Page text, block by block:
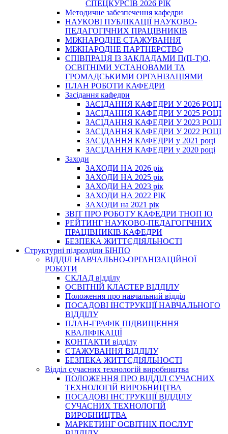
СПЕЦКУРСІВ 2026 РІК
Методичне забезпечення кафедри
НАУКОВІ ПУБЛІКАЦІЇ НАУКОВО-
ПЕДАГОГІЧНИХ ПРАЦІВНИКІВ
МІЖНАРОДНЕ СТАЖУВАННЯ
МІЖНАРОДНЕ ПАРТНЕРСТВО
СПІВПРАЦЯ ІЗ ЗАКЛАДАМИ П(П-Т)О,
ОСВІТНІМИ УСТАНОВАМИ ТА
ГРОМАДСЬКИМИ ОРГАНІЗАЦІЯМИ
ПЛАН РОБОТИ КАФЕДРИ
Засідання кафедри
ЗАСІДАННЯ КАФЕДРИ У 2026 РОЦІ
ЗАСІДАННЯ КАФЕДРИ У 2025 РОЦІ
ЗАСІДАННЯ КАФЕДРИ У 2023 РОЦІ
ЗАСІДАННЯ КАФЕДРИ У 2022 РОЦІ
ЗАСІДАННЯ КАФЕДРИ у 2021 році
ЗАСІДАННЯ КАФЕДРИ у 2020 році
Заходи
ЗАХОДИ НА 2026 рік
ЗАХОДИ НА 2025 рік
ЗАХОДИ НА 2023 рік
ЗАХОДИ НА 2022 РІК
ЗАХОДИ на 2021 рік
3BIT ПРО РОБОТУ КАФЕДРИ ТНОП ІО
РЕЙТИНГ НАУКОВО-ПЕДАГОГІЧНИХ
ПРАЦІВНИКІВ КАФЕДРИ
БЕЗПЕКА ЖИТТЄДІЯЛЬНОСТІ
Структурні підрозділи БІНПО
ВІДДІЛ НАВЧАЛЬНО-ОРГАНІЗАЦІЙНОЇ
РОБОТИ
СКЛАД відділу
ОСВІТНІЙ КЛАСТЕР ВІДДІЛУ
Положення про навчальний вiддiл
ПОСАДОВІ ІНСТРУКЦІЇ НАВЧАЛЬНОГО
ВІДДІЛУ
ПЛАН-ГРАФІК ПІДВИЩЕННЯ
КВАЛІФІКАЦІЇ
КОНТАКТИ відділу
СТАЖУВАННЯ ВІДДІЛУ
БЕЗПЕКА ЖИТТЄДІЯЛЬНОСТІ
Відділ сучасних технологій виробництва
ПОЛОЖЕННЯ ПРО ВІДДІЛ СУЧАСНИХ
ТЕХНОЛОГІЙ ВИРОБНИЦТВА
ПОСАДОВІ ІНСТРУКЦІЇ ВІДДІЛУ
СУЧАСНИХ ТЕХНОЛОГІЙ
ВИРОБНИЦТВА
МАРКЕТИНГ ОСВІТНІХ ПОСЛУГ